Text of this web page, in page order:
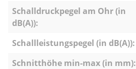
Schalldruckpegel am Ohr (in
dB(A)):
Schallleistungspegel (in dB(A)):
Schnitthöhe min-max (in mm):